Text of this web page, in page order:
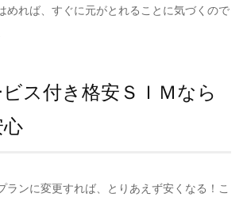
めれば、すぐに元がとれることに気づくので
ス付き格安ＳＩＭなら
ランに変更すれば、とりあえず安くなる！こ